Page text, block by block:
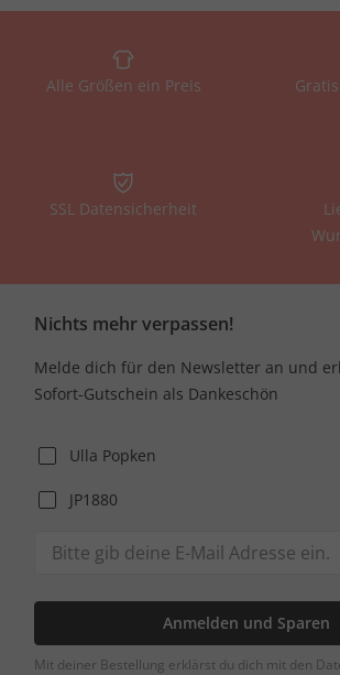
Alle Größen ein Preis
SSL Datensicherheit
Nichts mehr verpassen!
Melde dich für den Newsletter an und
Sofort-Gutschein als Dankeschön
Ulla Popken
JP1880
Anmelden und Sparen
Mit deiner Bestellung erklärst du dich mit den